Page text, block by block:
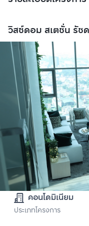
วิสซ์ดอม สเตชั่น รัช
คอนโดมิเนียม
ประเภทโครงการ